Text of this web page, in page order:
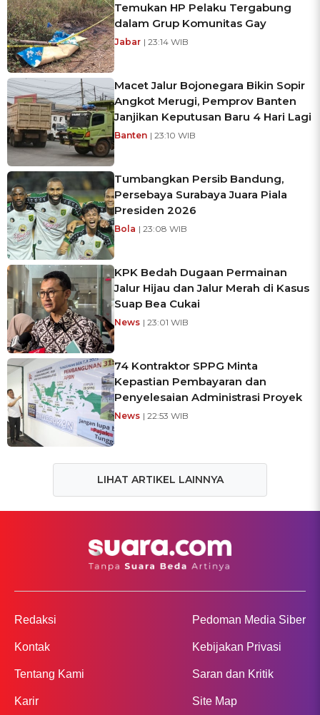
Temukan HP Pelaku Tergabung
dalam Grup Komunitas Gay
Jabar | 23:14 WIB
Macet Jalur Bojonegara Bikin Sopir
Angkot Merugi, Pemprov Banten
Janjikan Keputusan Baru 4 Hari Lagi
Banten | 23:10 WIB
Tumbangkan Persib Bandung,
Persebaya Surabaya Juara Piala
Presiden 2026
Bola | 23:08 WIB
KPK Bedah Dugaan Permainan
Jalur Hijau dan Jalur Merah di Kasus
Suap Bea Cukai
News | 23:01 WIB
74 Kontraktor SPPG Minta
Kepastian Pembayaran dan
Penyelesaian Administrasi Proyek
News | 22:53 WIB
LIHAT ARTIKEL LAINNYA
Redaksi
Kontak
Tentang Kami
Karir
Pedoman Media Siber
Kebijakan Privasi
Saran dan Kritik
Site Map